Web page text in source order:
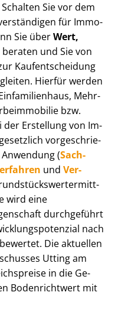
Sie vor dem
für Im­mo­
Sie überWert,
beraten und Sie von
Kauf­ent­schei­dung
Hierfür werden
Mehr­
bzw.
der Erstellung von Im­
vor­ge­schrie­
Anwendung (Sach­
und Ver­
wird eine
durchgeführt
nach
bewertet. Die aktuellen
Utting am
in die Ge­
Bodenrichtwert mit